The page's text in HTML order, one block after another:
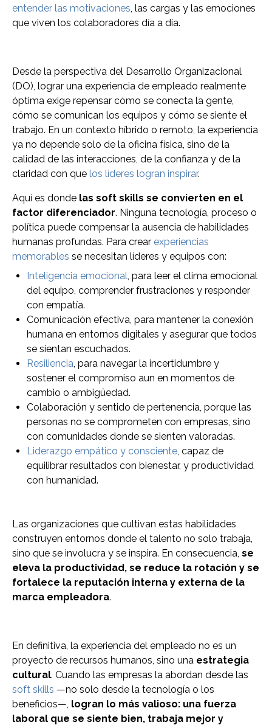
entender las motivaciones, las cargas y las emociones
que viven los colaboradores día a día.
Desde la perspectiva del Desarrollo Organizacional
(DO), lograr una experiencia de empleado realmente
óptima exige repensar cómo se conecta la gente,
cómo se comunican los equipos y cómo se siente el
trabajo. En un contexto híbrido o remoto, la experiencia
ya no depende solo de la oficina física, sino de la
calidad de las interacciones, de la confianza y de la
claridad con que los líderes logran inspirar.
Aquí es donde las soft skills se convierten en el
factor diferenciador. Ninguna tecnología, proceso o
política puede compensar la ausencia de habilidades
humanas profundas. Para crear experiencias
memorables se necesitan líderes y equipos con:
Inteligencia emocional, para leer el clima emocional
del equipo, comprender frustraciones y responder
con empatía.
Comunicación efectiva, para mantener la conexión
humana en entornos digitales y asegurar que todos
se sientan escuchados.
Resiliencia, para navegar la incertidumbre y
sostener el compromiso aun en momentos de
cambio o ambigüedad.
Colaboración y sentido de pertenencia, porque las
personas no se comprometen con empresas, sino
con comunidades donde se sienten valoradas.
Liderazgo empático y consciente, capaz de
equilibrar resultados con bienestar, y productividad
con humanidad.
Las organizaciones que cultivan estas habilidades
construyen entornos donde el talento no solo trabaja,
sino que se involucra y se inspira. En consecuencia, se
eleva la productividad, se reduce la rotación y se
fortalece la reputación interna y externa de la
marca empleadora.
En definitiva, la experiencia del empleado no es un
proyecto de recursos humanos, sino una estrategia
cultural. Cuando las empresas la abordan desde las
soft skills —no solo desde la tecnología o los
beneficios—, logran lo más valioso: una fuerza
laboral que se siente bien, trabaja mejor y